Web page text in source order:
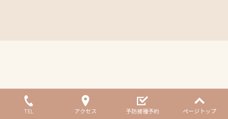
TEL アクセス 予防接種予約 ページトップ